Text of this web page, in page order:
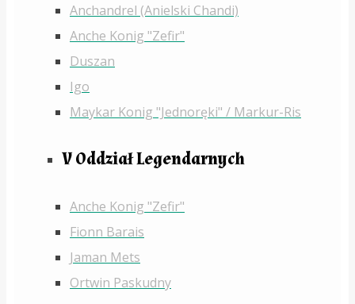
Anchandrel (Anielski Chandi)
Anche Konig "Zefir"
Duszan
Igo
Maykar Konig "Jednoręki" / Markur-Ris
V Oddział Legendarnych
Anche Konig "Zefir"
Fionn Barais
Jaman Mets
Ortwin Paskudny